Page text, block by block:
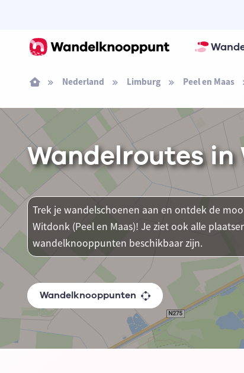
Nederland Limburg Peel en Maas
Wandelroutes in
Trek je wandelschoenen aan en ontdek de
Witdonk (Peel en Maas)! Je ziet ook alle
wandelknooppunten beschikbaar zijn.
Wandelknooppunten